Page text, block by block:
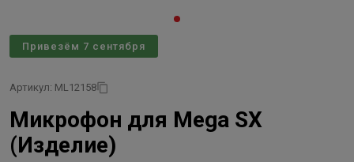
Привезём 7 сентября
Артикул: ML12158
Микрофон для Mega SX
(Изделие)